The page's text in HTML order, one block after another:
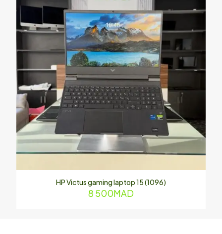
HP Victus gaming laptop 15 (1096)
8 500MAD